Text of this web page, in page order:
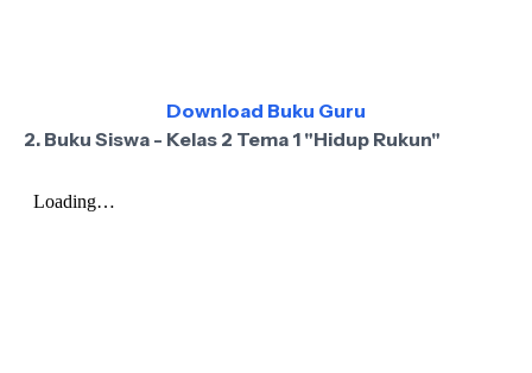
Download Buku Guru
2. Buku Siswa - Kelas 2 Tema 1 "Hidup Rukun"